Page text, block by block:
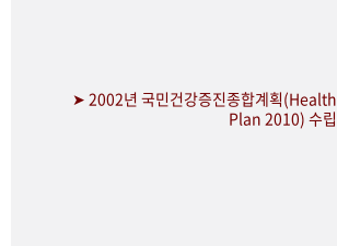
➤ 2002년 국민건강증진종합계획(Health
Plan 2010) 수립